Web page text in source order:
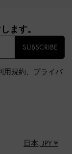
ます。​
SUBSCRIBE
用規約、 プライバ
日本, JPY ¥